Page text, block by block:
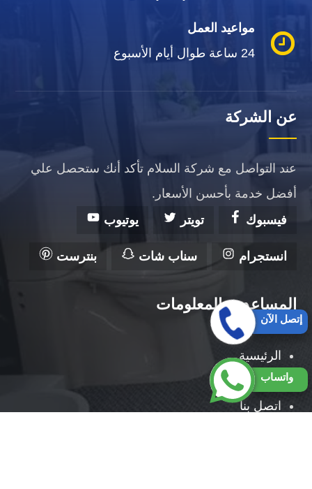
مواعيد العمل
24 ساعة طوال أيام الأسبوع
عن الشركة
عند التواصل مع شركة السلام تأكد أنك ستحصل علي
أفضل خدمة بأحسن الأسعار.
فيسبوك
تويتر يوتيوب
انستجرام سناب شات بنترست
المساعدة والمعلومات
الرئيسية
من نحن
اتصل بنا
واتساب
إتصل الآن